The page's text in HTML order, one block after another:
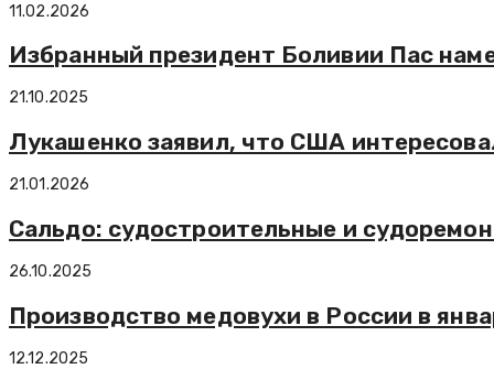
11.02.2026
Избранный президент Боливии Пас
21.10.2025
Лукашенко заявил, что США
21.01.2026
Сальдо: судостроительные и
26.10.2025
Производство медовухи в России в
12.12.2025